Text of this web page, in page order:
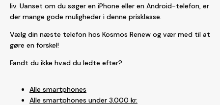
liv. Uanset om du søger en iPhone eller en Android-telefon, er
der mange gode muligheder i denne prisklasse.
Vælg din næste telefon hos Kosmos Renew og vær med til at
gøre en forskel!
Fandt du ikke hvad du ledte efter?
Alle smartphones
Alle smartphones under 3.000 kr.